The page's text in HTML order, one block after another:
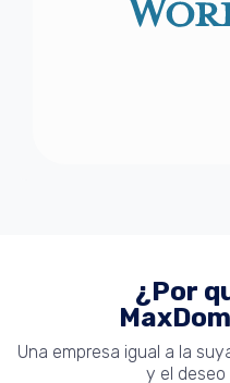
¿Por
Una empresa igual a la
y el deseo